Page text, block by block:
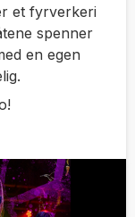
et fyrverkeri
spenner
en egen